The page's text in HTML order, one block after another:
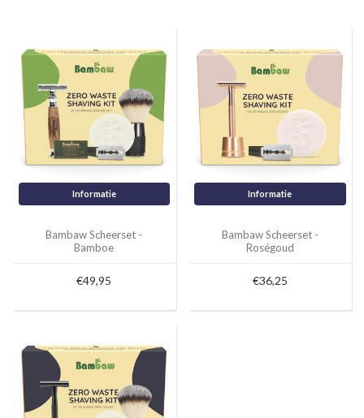
Informatie
Bambaw Scheerset -
Bamboe
€49,95
Informatie
Bambaw Scheerset -
Roségoud
€36,25